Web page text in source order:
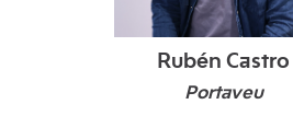
Rubén Castro
Portaveu
Alcúdia, 1992.
Madrid, 1975.
Felanitx, 1974.
Es Mercadal, 1973.
Barcelona, 1983.